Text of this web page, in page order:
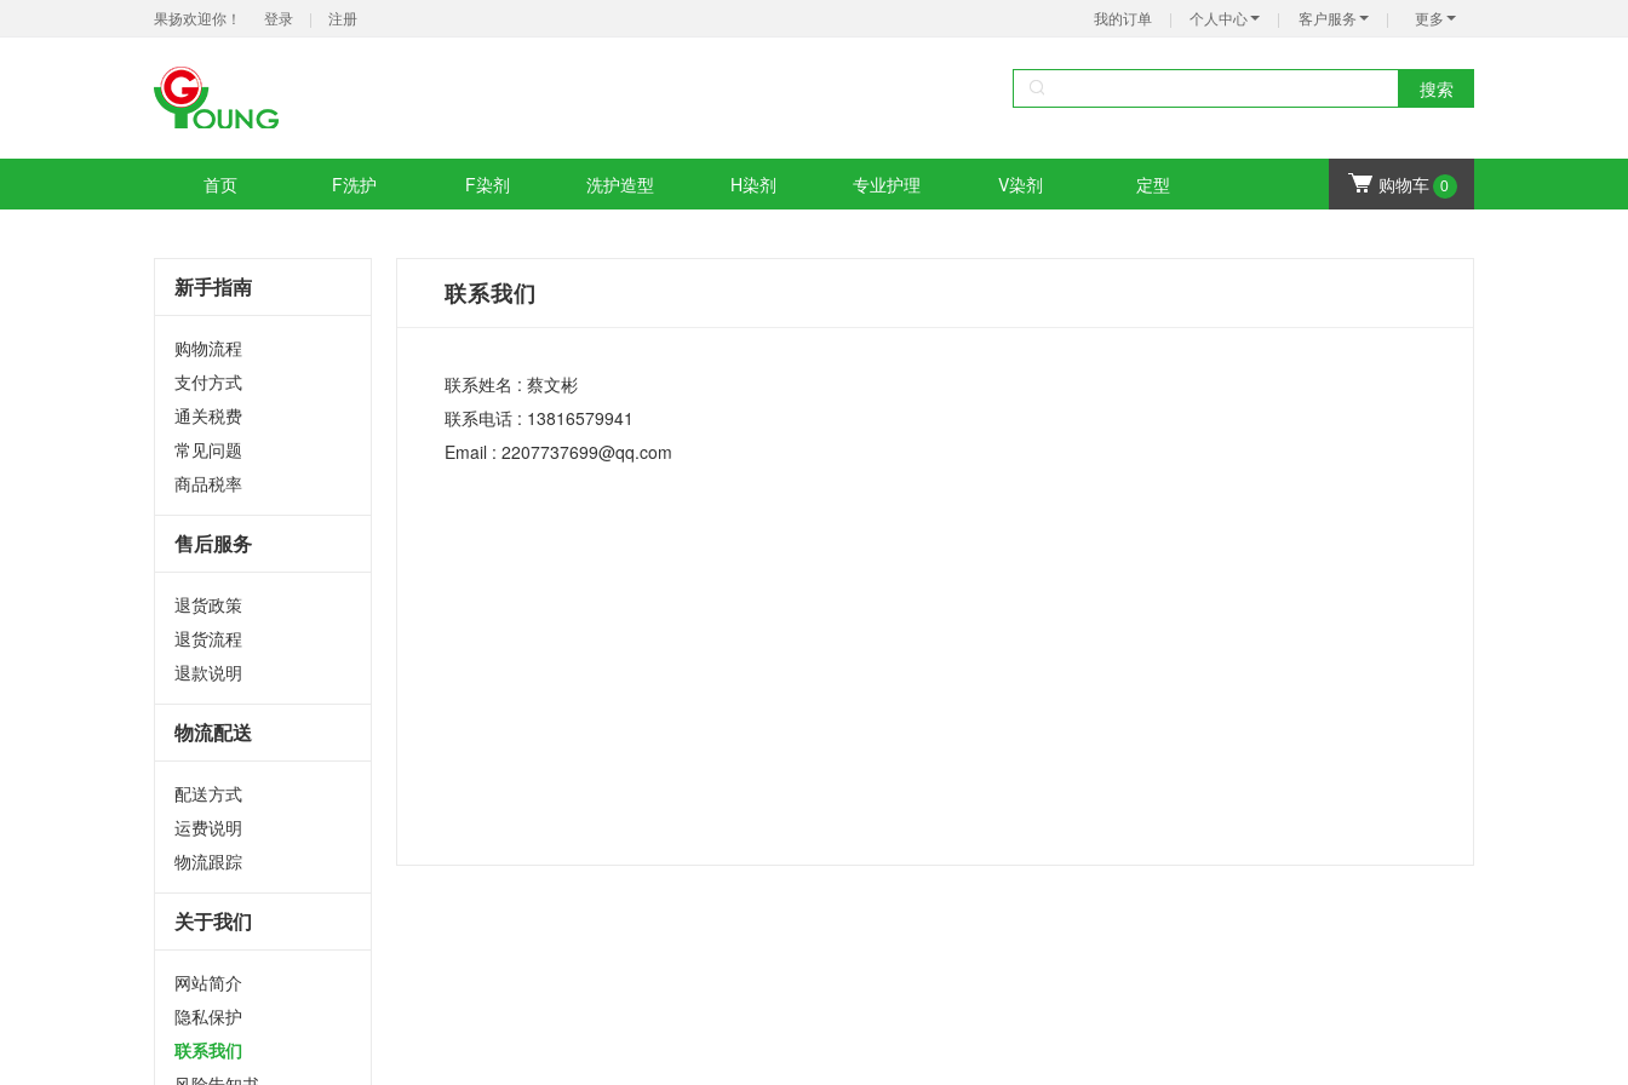
果扬欢迎你！ 登录 | 注册 我的订单 | 个人中心 | 客户服务 | 更多
搜索
首页 F洗护 F染剂 洗护造型 H染剂 专业护理 V染剂 定型 购物车 0
新手指南
购物流程
支付方式
通关税费
常见问题
商品税率
售后服务
退货政策
退货流程
退款说明
物流配送
配送方式
运费说明
物流跟踪
关于我们
网站简介
隐私保护
联系我们
联系我们
联系姓名 : 蔡文彬
联系电话 : 13816579941
Email : 2207737699@qq.com